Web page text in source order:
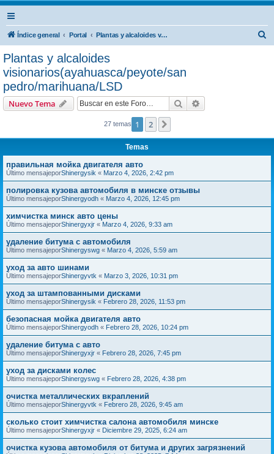
Índice general Portal Plantas y alcaloides visionarios(ayahuasca/peyote/san pedro/marihuana/LSD
Plantas y alcaloides
visionarios(ayahuasca/peyote/san
pedro/marihuana/LSD
Nuevo Tema Buscar
27 temas 1 2
Temas
правильная мойка двигателя авто
Último mensajeporShinergysik « Marzo 4, 2026, 2:42 pm
полировка кузова автомобиля в минске отзывы
Último mensajeporShinergyodh « Marzo 4, 2026, 12:45 pm
химчистка минск авто цены
Último mensajeporShinergyxjr « Marzo 4, 2026, 9:33 am
удаление битума с автомобиля
Último mensajeporShinergyswg « Marzo 4, 2026, 5:59 am
уход за авто шинами
Último mensajeporShinergyvtk « Marzo 3, 2026, 10:31 pm
уход за штампованными дисками
Último mensajeporShinergysik « Febrero 28, 2026, 11:53 pm
безопасная мойка двигателя авто
Último mensajeporShinergyodh « Febrero 28, 2026, 10:24 pm
удаление битума с авто
Último mensajeporShinergyxjr « Febrero 28, 2026, 7:45 pm
уход за дисками колес
Último mensajeporShinergyswg « Febrero 28, 2026, 4:38 pm
очистка металлических вкраплений
Último mensajeporShinergyvtk « Febrero 28, 2026, 9:45 am
сколько стоит химчистка салона автомобиля минске
Último mensajeporShinergyxjr « Diciembre 29, 2025, 6:24 am
очистка кузова автомобиля от битума и других загрязнений